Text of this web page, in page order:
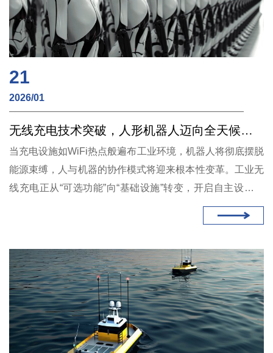
21
2026/01
无线充电技术突破，人形机器人迈向全天候自主作业新时代
当充电设施如WiFi热点般遍布工业环境，机器人将彻底摆脱
能源束缚，人与机器的协作模式将迎来根本性变革。工业无
线充电正从“可选功能”向“基础设施”转变，开启自主设备新